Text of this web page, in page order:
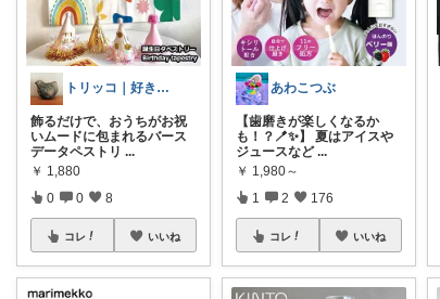
トリッコ｜好きな雑貨・インテリア
飾るだけで、おうちがお祝
いムードに包まれるバース
データペストリ ...
￥ 1,880
0 0 8
コレ いいね
あわこつぶ
【歯磨きが楽しくなるか
も！？🪥✨】 夏はアイスや
ジュースなど ...
￥ 1,980～
1 2 176
コレ いいね